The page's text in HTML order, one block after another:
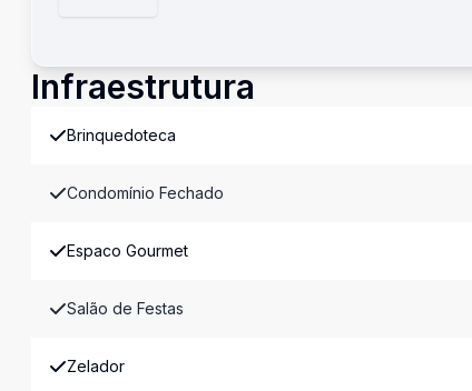
Infraestrutura
Brinquedoteca
Condomínio Fechado
Espaco Gourmet
Salão de Festas
Zelador